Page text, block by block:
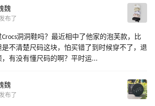
魏
布了
洞洞鞋吗？最近相中了他家的泡芙款，比
是不清楚尺码这块，怕买错了到时候穿不了，退
，有没有懂尺码的啊？平时运...
魏
布了